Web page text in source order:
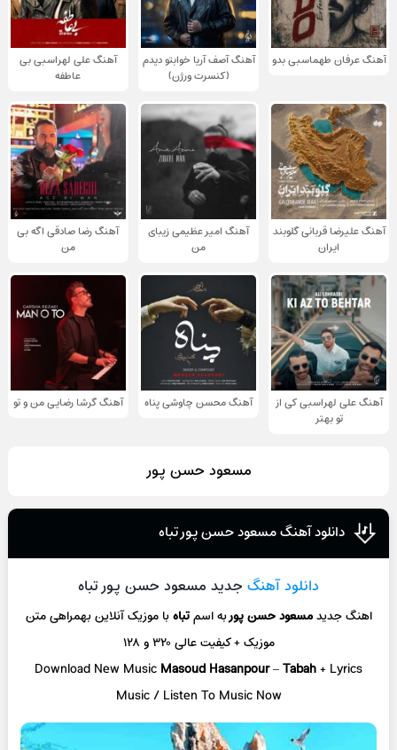
آهنگ عرفان طهماسبی بدو
آهنگ آصف آریا خوابتو دیدم
(کنسرت ورژن)
آهنگ علی لهراسبی بی
عاطفه
آهنگ علیرضا قربانی گلوبند
ایران
آهنگ امیر عظیمی زیبای
من
آهنگ رضا صادقی اگه بی
من
آهنگ علی لهراسبی کی از
تو ‌بهتر
آهنگ محسن چاوشی پناه آهنگ گرشا رضایی من و تو
مسعود حسن پور
دانلود آهنگ مسعود حسن پور تباه
دانلود آهنگ جدید مسعود حسن پور تباه
اهنگ جدیدمسعود حسن پوربه اسمتباهبا موزیک آنلاینبهمراهی متن
موزیک + کیفیت عالی ۳۲۰ و ۱۲۸
Download New Music Masoud Hasanpour–Tabah+ Lyrics
Music / Listen To Music Now